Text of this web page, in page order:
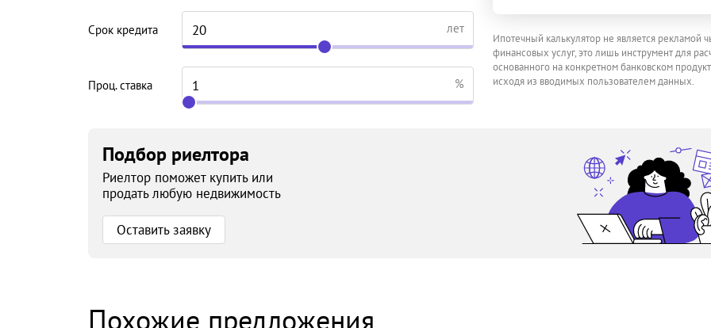
Срок кредита лет
Проц. ставка %
Ипотечный калькулятор не является рекламой
финансовых услуг, это лишь инструмент для
основанного на конкретном банковском
исходя из вводимых пользователем данных.
Подбор риелтора
Риелтор поможет купить или
продать любую недвижимость
Оставить заявку
Похожие предложения